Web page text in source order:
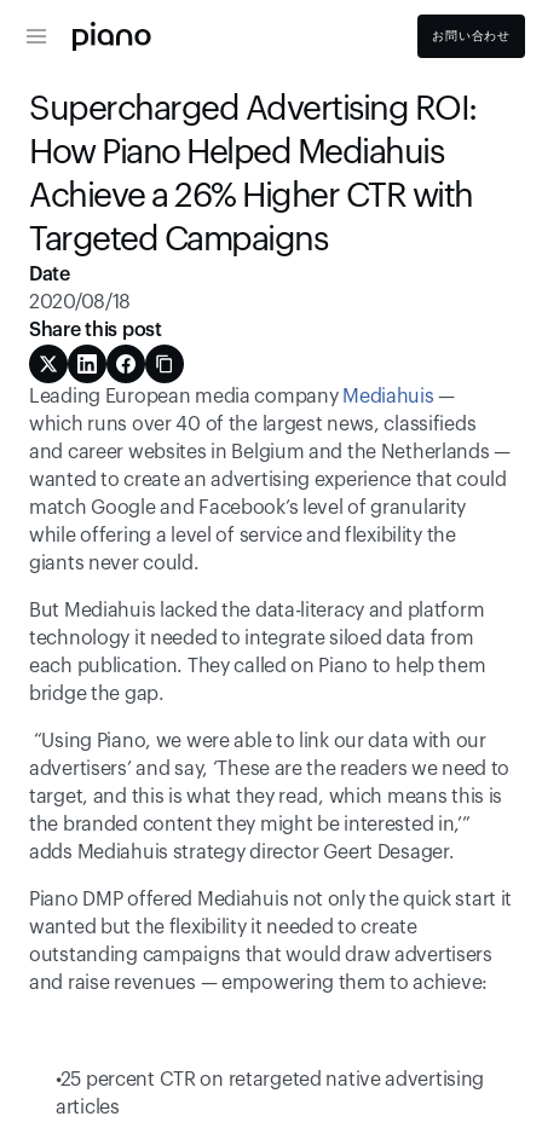
お問い合わせ
Supercharged Advertising ROI:
How Piano Helped Mediahuis
Achieve a 26% Higher CTR with
Targeted Campaigns
Leading European media company Mediahuis —
which runs over 40 of the largest news, classifieds
and career websites in Belgium and the Netherlands —
wanted to create an advertising experience that could
match Google and Facebook’s level of granularity
while offering a level of service and flexibility the
giants never could.
But Mediahuis lacked the data-literacy and platform
technology it needed to integrate siloed data from
each publication. They called on Piano to help them
bridge the gap.
“Using Piano, we were able to link our data with our
advertisers’ and say, ‘These are the readers we need to
target, and this is what they read, which means this is
the branded content they might be interested in,’”
adds Mediahuis strategy director Geert Desager.
Piano DMP offered Mediahuis not only the quick start it
wanted but the flexibility it needed to create
outstanding campaigns that would draw advertisers
and raise revenues — empowering them to achieve:
25 percent CTR on retargeted native advertising
articles
Date
2020/08/18
Share this post